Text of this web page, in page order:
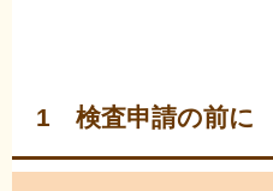
1 検査申請の前に